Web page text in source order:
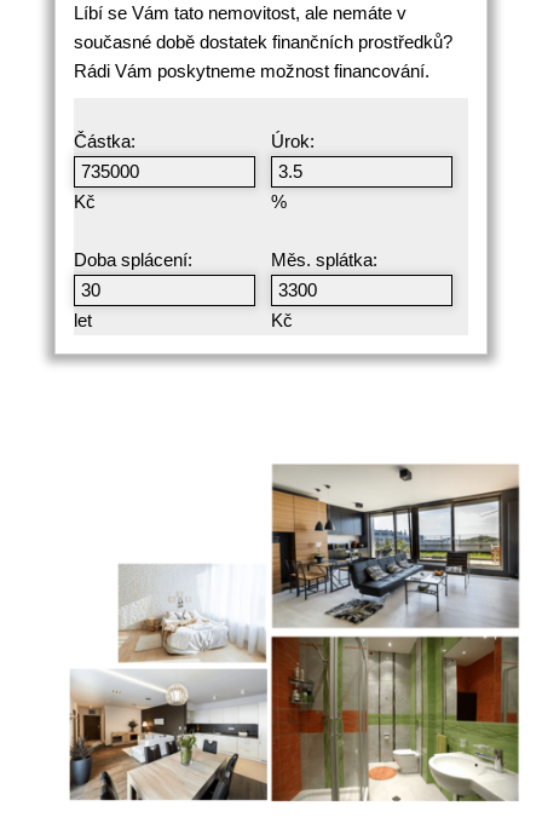
Líbí se Vám tato nemovitost, ale nemáte v
současné době dostatek finančních prostředků?
Rádi Vám poskytneme možnost financování.
Částka:
Kč
Úrok:
%
Doba splácení:
let
Měs. splátka:
Kč